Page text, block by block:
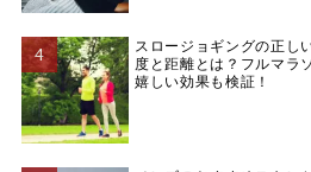
スロージョギングの正し
度と距離とは？フルマラ
嬉しい効果も検証！